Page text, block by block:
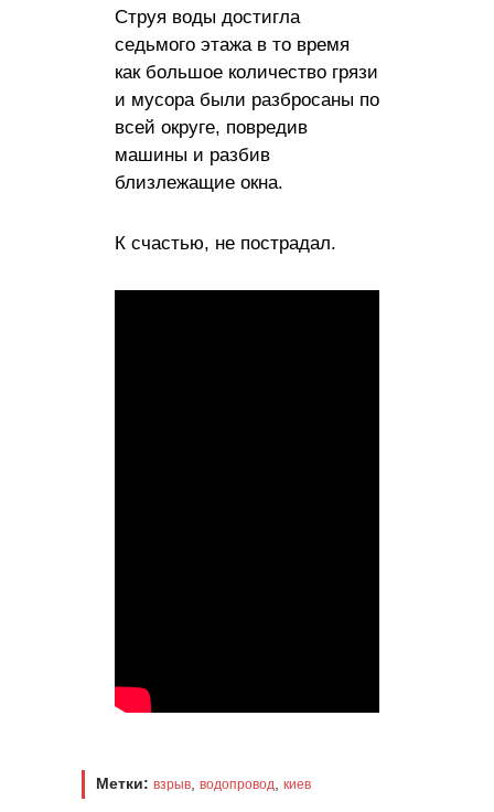
Струя воды достигла
седьмого этажа в то время
как большое количество грязи
и мусора были разбросаны по
всей округе, повредив
машины и разбив
близлежащие окна.
К счастью, не пострадал.
Метки: взрыв, водопровод, киев